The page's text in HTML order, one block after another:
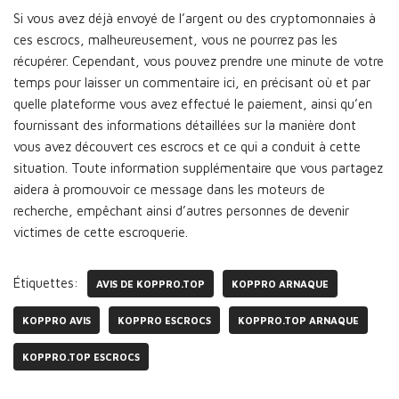
Si vous avez déjà envoyé de l’argent ou des cryptomonnaies à
ces escrocs, malheureusement, vous ne pourrez pas les
récupérer. Cependant, vous pouvez prendre une minute de votre
temps pour laisser un commentaire ici, en précisant où et par
quelle plateforme vous avez effectué le paiement, ainsi qu’en
fournissant des informations détaillées sur la manière dont
vous avez découvert ces escrocs et ce qui a conduit à cette
situation. Toute information supplémentaire que vous partagez
aidera à promouvoir ce message dans les moteurs de
recherche, empêchant ainsi d’autres personnes de devenir
victimes de cette escroquerie.
Étiquettes: AVIS DE KOPPRO.TOP KOPPRO ARNAQUE
KOPPRO AVIS KOPPRO ESCROCS KOPPRO.TOP ARNAQUE
KOPPRO.TOP ESCROCS